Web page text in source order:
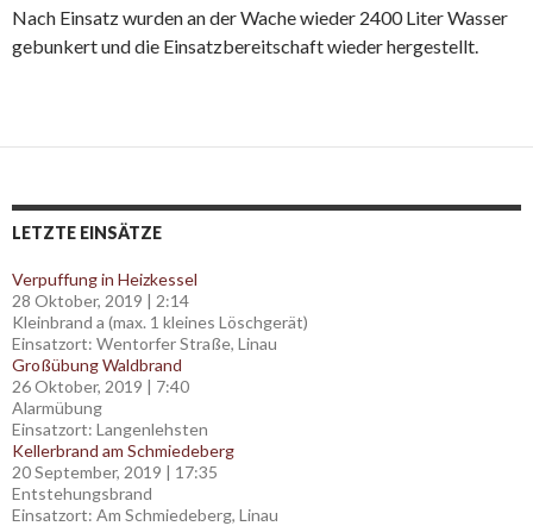
Nach Einsatz wurden an der Wache wieder 2400 Liter Wasser
gebunkert und die Einsatzbereitschaft wieder hergestellt.
LETZTE EINSÄTZE
Verpuffung in Heizkessel
28 Oktober, 2019 | 2:14
Kleinbrand a (max. 1 kleines Löschgerät)
Einsatzort: Wentorfer Straße, Linau
Großübung Waldbrand
26 Oktober, 2019 | 7:40
Alarmübung
Einsatzort: Langenlehsten
Kellerbrand am Schmiedeberg
20 September, 2019 | 17:35
Entstehungsbrand
Einsatzort: Am Schmiedeberg, Linau